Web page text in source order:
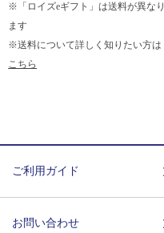
※「ロイズeギフト」は送料が異なり
ます
※送料について詳しく知りたい方は
こちら
ご利用ガイド
お問い合わせ